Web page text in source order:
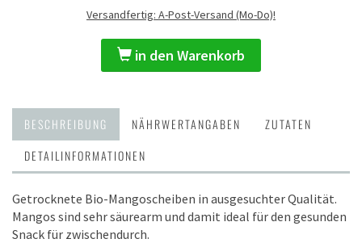
Versandfertig: A-Post-Versand (Mo-Do)!
in den Warenkorb
BESCHREIBUNG NÄHRWERTANGABEN
ZUTATEN
DETAILINFORMATIONEN
Getrocknete Bio-Mangoscheiben in ausgesuchter Qualität.
Mangos sind sehr säurearm und damit ideal für den gesunden
Snack für zwischendurch.